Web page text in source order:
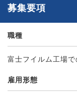
募集要項
職種
富士フイルム工場
雇用形態